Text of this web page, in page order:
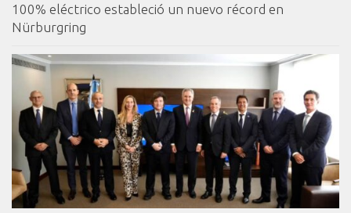
100% eléctrico estableció un nuevo récord en
Nürburgring